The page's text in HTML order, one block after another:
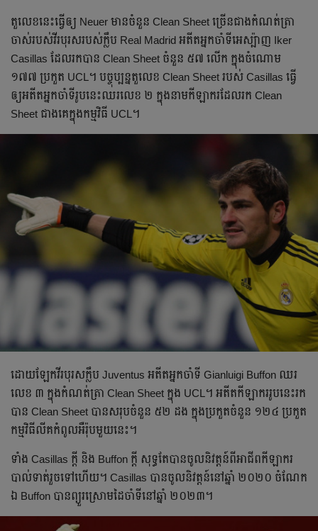
តួលេខ​នេះ​ធ្វើ​ឲ្យ Neuer មាន​ចំនួន Clean Sheet ច្រើន​ជាង​កំណត់​ត្រា​
ចាស់​របស់​វីរបុរស​របស់​ក្លឹប Real Madrid អតីត​អ្នក​ចាំ​ទី​អេស្ប៉ាញ Iker
Casillas ដែល​រក​បាន ​Clean Sheet ចំនួន ៥៧ លើក ក្នុង​ចំណោម
១៧៧ ប្រកួត UCL។ បច្ចុប្បន្ន​តួលេខ​ Clean Sheet របស់​ Casillas ធ្វើ​
ឲ្យ​អតីត​អ្នក​ចាំ​ទី​រូប​នេះ​ឈរ​លេខ ២ ក្នុង​នាម​កីឡាករ​ដែល​រក​ Clean
Sheet ជាង​គេ​ក្នុង​កម្មវិធី UCL។
ដោយ​ឡែក​​វីរបុរស​ក្លឹប Juventus អតីត​អ្នក​ចាំ​ទី Gianluigi Buffon ឈរ​
លេខ ៣ ក្នុង​កំណត់​ត្រា Clean Sheet ក្នុង UCL។ អតីត​កីឡាករ​រូប​នេះ​រក​
បាន Clean Sheet ​បាន​សរុប​ចំនួន ៥២ ដង ក្នុង​ប្រកួត​ចំនួន ១២៤ ប្រកួត​
កម្មវិធី​លីគ​កំពូល​អឺរ៉ុប​មួយ​នេះ។
ទាំង Casillas ក្ដី និង Buffon ក្ដី សុទ្ធ​តែ​បាន​ចូល​និវត្តន៍​ពី​អាជីព​កីឡាករ​
បាល់ទាត់​រួច​ទៅ​ហើយ។ Casillas បាន​ចូល​និវត្តន៍​នៅ​ឆ្នាំ ២០២០ ចំណែក​
ឯ Buffon បាន​ព្យួរ​ស្រោម​ដៃ​ចាំ​ទី​នៅ​ឆ្នាំ ២០២៣។